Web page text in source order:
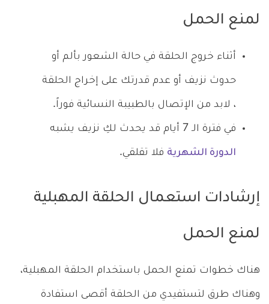
لمنع الحمل
أثناء خروج الحلقة في حالة الشعور بألم أو
حدوث نزيف أو عدم قدرتك على إخراج الحلقة
، لابد من الإتصال بالطبيبة النسائية فوراً.
في فترة الـ 7 أيام قد يحدث لكِ نزيف يشبه
الدورة الشهرية فلا تقلقي.
إرشادات استعمال الحلقة المهبلية
لمنع الحمل
هناك خطوات تمنع الحمل باستخدام الحلقة المهبلية،
وهناك طرق لتستفيدي من الحلقة أقصى استفادة